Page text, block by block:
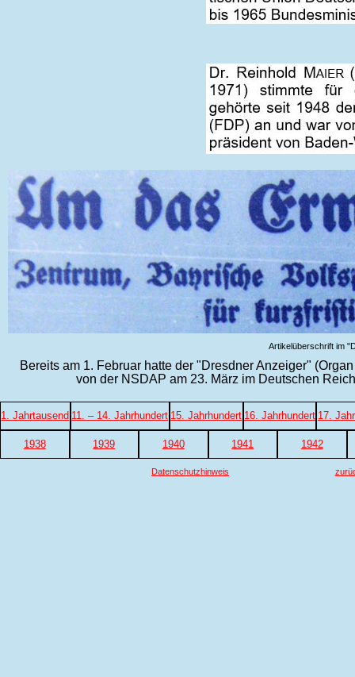
Artikelüberschrift im
Bereits am 1. Februar hatte der "Dresdner Anzeiger"
von der NSDAP am 23. März im Deutschen
1. Jahrtausend 11. – 14. Jahrhundert 15. Jahrhundert 16. Jahrhundert 17.
1938 1939 1940 1941 1942
Datenschutzhinweis